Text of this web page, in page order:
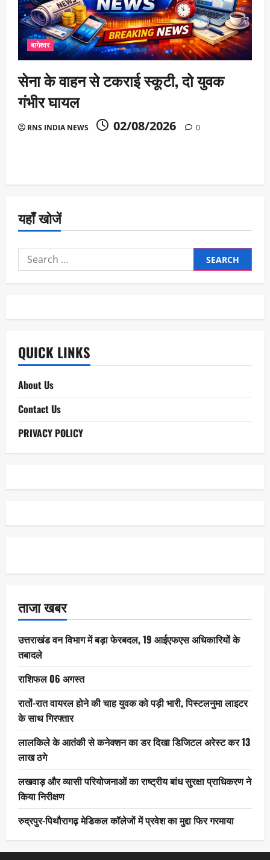
बागेश्वर
सेना के वाहन से टकराई स्कूटी, दो युवक
गंभीर घायल
RNS INDIA NEWS 02/08/2026 0
यहाँ खोजें
Search
for:
QUICK LINKS
About Us
Contact Us
PRIVACY POLICY
ताजा खबर
उत्तराखंड वन विभाग में बड़ा फेरबदल, 19 आईएफएस अधिकारियों के
तबादले
राशिफल 06 अगस्त
रातों-रात वायरल होने की चाह युवक को पड़ी भारी, पिस्टलनुमा लाइटर
के साथ गिरफ्तार
लालकिले के आतंकी से कनेक्शन का डर दिखा डिजिटल अरेस्ट कर 13
लाख ठगे
लखवाड़ और व्यासी परियोजनाओं का राष्ट्रीय बांध सुरक्षा प्राधिकरण ने
किया निरीक्षण
रुद्रपुर-पिथौरागढ़ मेडिकल कॉलेजों में प्रवेश का मुद्दा फिर गरमाया